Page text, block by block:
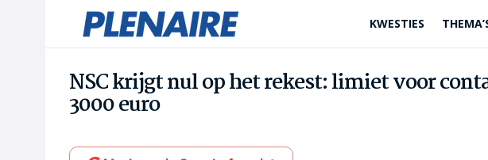
KWESTIES
NSC krijgt nul op het rekest: limiet voor
3000 euro